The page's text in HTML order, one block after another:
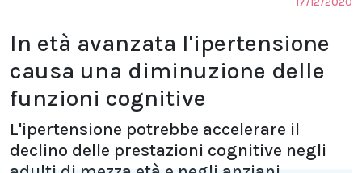
In età avanzata l'ipertensione
causa una diminuzione delle
funzioni cognitive
L'ipertensione potrebbe accelerare il
declino delle prestazioni cognitive negli